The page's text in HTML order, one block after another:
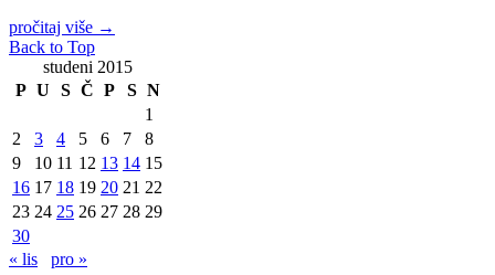
pročitaj više →
Back to Top
studeni 2015
P U S Č P S N
1
2
3 4 5 6 7
8
9
10 11 12 13 14 15
16 17 18 19 20 21 22
23 24 25 26 27 28 29
30
« lis
pro »